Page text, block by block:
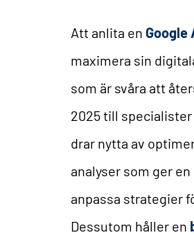
Att anlita en Google
maximera sin
som är svåra att
2025 till
drar nytta av
analyser som ger
anpassa strategier
Dessutom håller en